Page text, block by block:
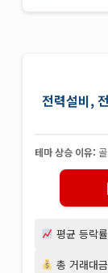
전력설비,
테마 상승 이유:
평균 등락
총 거래대